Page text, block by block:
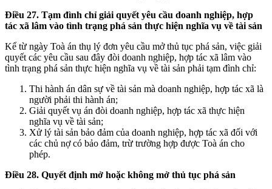
Điều 27. Tạm đình chỉ giải quyết yêu cầu doanh nghiệp, hợp
tác xã lâm vào tình trạng phá sản thực hiện nghĩa vụ về tài sản
Kể từ ngày Toà án thụ lý đơn yêu cầu mở thủ tục phá sản, việc giải
quyết các yêu cầu sau đây đòi doanh nghiệp, hợp tác xã lâm vào
tình trạng phá sản thực hiện nghĩa vụ về tài sản phải tạm đình chỉ:
Thi hành án dân sự về tài sản mà doanh nghiệp, hợp tác xã là
người phải thi hành án;
Giải quyết vụ án đòi doanh nghiệp, hợp tác xã thực hiện
nghĩa vụ về tài sản;
Xử lý tài sản bảo đảm của doanh nghiệp, hợp tác xã đối với
các chủ nợ có bảo đảm, trừ trường hợp được Toà án cho
phép.
Điều 28. Quyết định mở hoặc không mở thủ tục phá sản